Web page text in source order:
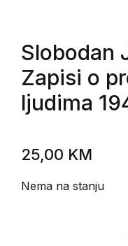
Slobodan
Zapisi o
ljudima
25,00 KM
Nema na stanju